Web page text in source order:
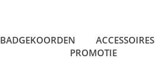
BADGEKOORDEN ACCESSOIRES
PROMOTIE